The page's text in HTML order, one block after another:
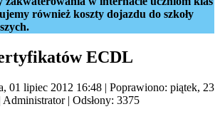
również koszty dojazdu do szkoły
ECDL
01 lipiec 2012 16:48 | Poprawiono: piątek, 23
Administrator| Odsłony: 3375